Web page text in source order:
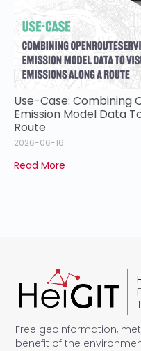
Use-Case: Combining
Emission Model Data
Route
2026-06-16
Read More
Free geoinformation,
benefit of the